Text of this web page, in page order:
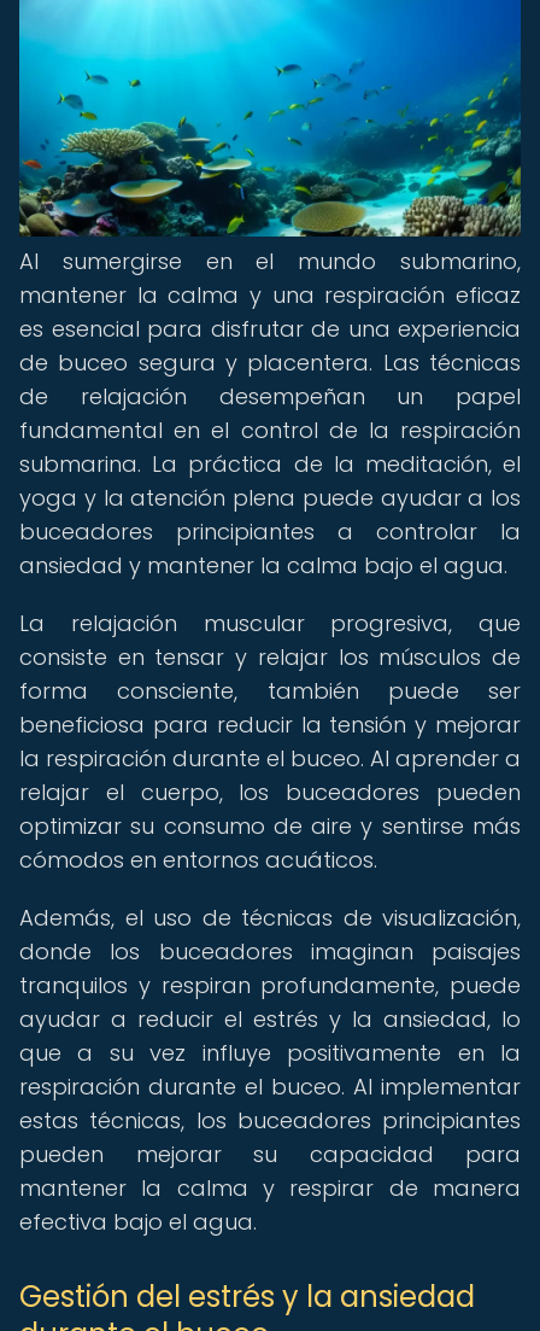
Al sumergirse en el mundo submarino,
mantener la calma y una respiración eficaz
es esencial para disfrutar de una experiencia
de buceo segura y placentera. Las técnicas
de relajación desempeñan un papel
fundamental en el control de la respiración
submarina. La práctica de la meditación, el
yoga y la atención plena puede ayudar a los
buceadores principiantes a controlar la
ansiedad y mantener la calma bajo el agua.
La relajación muscular progresiva, que
consiste en tensar y relajar los músculos de
forma consciente, también puede ser
beneficiosa para reducir la tensión y mejorar
la respiración durante el buceo. Al aprender a
relajar el cuerpo, los buceadores pueden
optimizar su consumo de aire y sentirse más
cómodos en entornos acuáticos.
Además, el uso de técnicas de visualización,
donde los buceadores imaginan paisajes
tranquilos y respiran profundamente, puede
ayudar a reducir el estrés y la ansiedad, lo
que a su vez influye positivamente en la
respiración durante el buceo. Al implementar
estas técnicas, los buceadores principiantes
pueden mejorar su capacidad para
mantener la calma y respirar de manera
efectiva bajo el agua.
Gestión del estrés y la ansiedad